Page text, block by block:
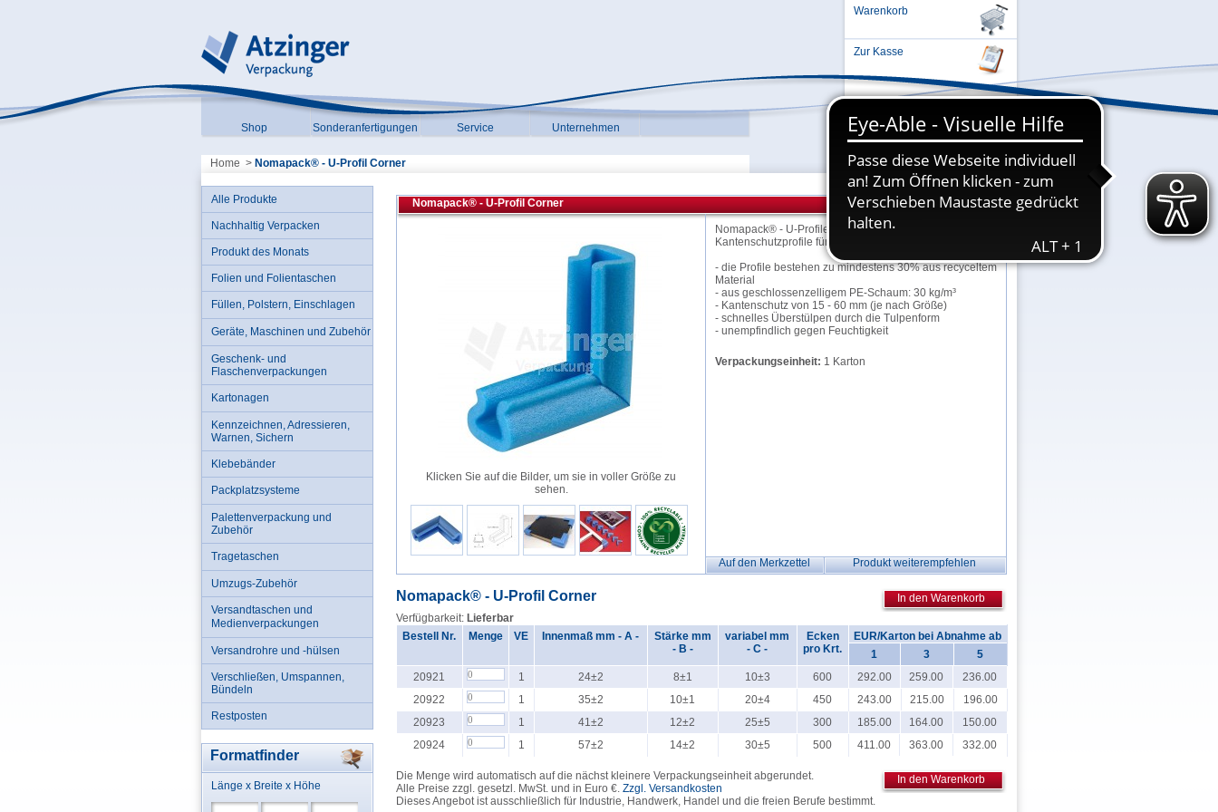
Warenkorb
Zur Kasse
Einloggen oder Registrieren ...
Shop Sonderanfertigungen Service Unternehmen
Home > Nomapack® - U-Profil Corner
Nomapack® - U-Profil Corner
Nomapack® - U-Profile Corner sind effektive
Kantenschutzprofile für Ecken aller Art.
- die Profile bestehen zu mindestens 30% aus recyceltem
Material
- aus geschlossenzelligem PE-Schaum: 30 kg/m³
- Kantenschutz von 15 - 60 mm (je nach Größe)
- schnelles Überstülpen durch die Tulpenform
- unempfindlich gegen Feuchtigkeit
Verpackungseinheit: 1 Karton
Auf den Merkzettel Produkt weiterempfehlen
Klicken Sie auf die Bilder, um sie in voller Größe zu
sehen.
Nomapack® - U-Profil Corner
In den Warenkorb
Verfügbarkeit: Lieferbar
Bestell Nr.
Menge VE Innenmaß mm - A -
Stärke mm
- B -
variabel mm
- C -
Ecken
pro Krt.
EUR/Karton bei Abnahme ab
1
3
5
20921
1 24±2 8±1 10±3 600 292.00 259.00
236.00
20922
1 35±2 10±1 20±4 450 243.00 215.00
196.00
20923
1 41±2 12±2 25±5 300 185.00 164.00
150.00
20924
1 57±2 14±2 30±5 500 411.00 363.00 332.00
Die Menge wird automatisch auf die nächst kleinere Verpackungseinheit abgerundet.
Alle Preise zzgl. gesetzl. MwSt. und in Euro €. Zzgl. Versandkosten
Dieses Angebot ist ausschließlich für Industrie, Handwerk, Handel und die freien Berufe bestimmt.
In den Warenkorb
Alle Produkte
Nachhaltig Verpacken
Produkt des Monats
Folien und Folientaschen
Füllen, Polstern, Einschlagen
Geräte, Maschinen und Zubehör
Geschenk- und
Flaschenverpackungen
Kartonagen
Kennzeichnen, Adressieren,
Warnen, Sichern
Klebebänder
Packplatzsysteme
Palettenverpackung und
Zubehör
Tragetaschen
Umzugs-Zubehör
Versandtaschen und
Medienverpackungen
Versandrohre und -hülsen
Verschließen, Umspannen,
Bündeln
Restposten
Formatfinder
Länge x Breite x Höhe